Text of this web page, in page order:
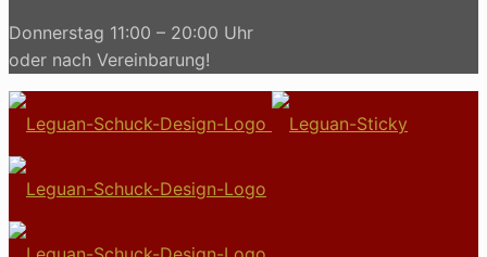
Donnerstag 11:00 – 20:00 Uhr
oder nach Vereinbarung!